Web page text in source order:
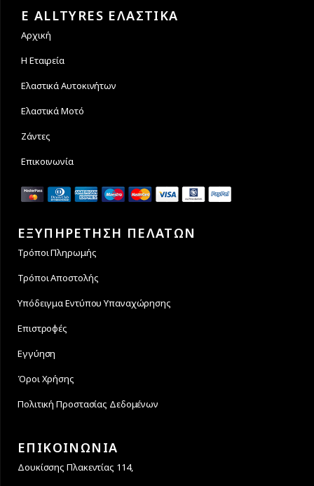
E ALLTYRES ΕΛΑΣΤΙΚΑ
Αρχική
Η Εταιρεία
Ελαστικά Αυτοκινήτων
Ελαστικά Μοτό
Ζάντες
Επικοινωνία
ΕΞΥΠΗΡΕΤΗΣΗ ΠΕΛΑΤΩΝ
Τρόποι Πληρωμής
Τρόποι Αποστολής
Υπόδειγμα Εντύπου Υπαναχώρησης
Επιστροφές
Εγγύηση
Όροι Χρήσης
Πολιτική Προστασίας Δεδομένων
ΕΠΙΚΟΙΝΩΝΙΑ
Δουκίσσης Πλακεντίας 114,